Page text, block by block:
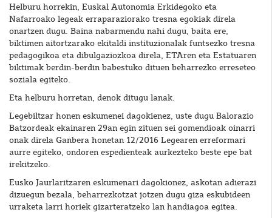
Helburu horrekin, Euskal Autonomia Erkidegoko eta
Nafarroako legeak erraparaziorako tresna egokiak direla
onartzen dugu. Baina nabarmendu nahi dugu, baita ere,
biktimen aitortzarako ekitaldi instituzionalak funtsezko tresna
pedagogikoa eta dibulgaziozkoa direla, ETAren eta Estatuaren
biktimak berdin-berdin babestuko dituen beharrezko erreseteo
soziala egiteko.
Eta helburu horretan, denok ditugu lanak.
Legebiltzar honen eskumenei dagokienez, uste dugu Balorazio
Batzordeak ekainaren 29an egin zituen sei gomendioak oinarri
onak direla Ganbera honetan 12/2016 Legearen erreformari
aurre egiteko, ondoren espedienteak aurkezteko beste epe bat
irekitzeko.
Eusko Jaurlaritzaren eskumenari dagokionez, askotan adierazi
dizuegun bezala, beharrezkotzat jotzen dugu giza eskubideen
urraketa larri horiek gizarteratzeko lan handiagoa egitea.